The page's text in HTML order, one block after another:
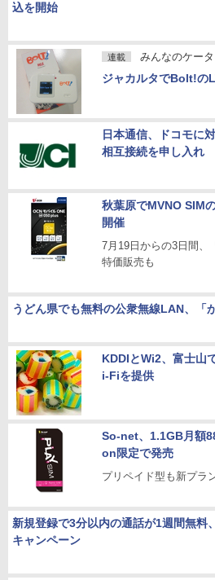
込を開始
連載 みんなのケータ
ジャカルタでBolt!の
日本通信、ドコモに
相互接続を申し入れ
秋葉原でMVNO SIM
開催
7月19日からの3日間、
特価販売も
うどん県でも無料の公衆無線LAN、「
KDDIとWi2、富士山
i-Fiを提供
So-net、1.1GB月額
on限定で発売
プリペイド型も新プラ
新規登録で3分以内の通話が1週間無料
キャンペーン